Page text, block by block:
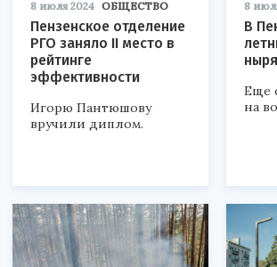
8 июля 2024 ОБЩЕСТВО
Пензенское отделение
РГО заняло II место в
рейтинге
эффективности
Игорю Пантюшову
вручили диплом.
8
В
Еще
на